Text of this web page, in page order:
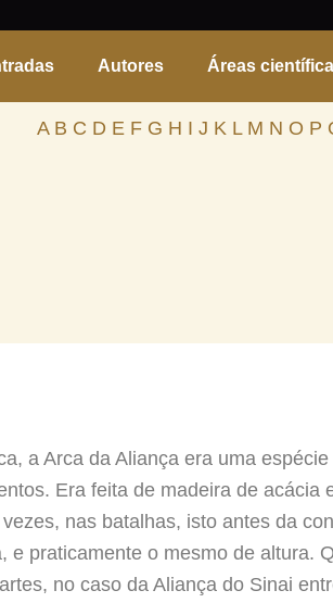
Autores Áreas
A B C D E F G H I J K L M N O P
a Arca da Aliança era uma
Era feita de madeira de
nas batalhas, isto antes da
e praticamente o mesmo de altura.
no caso da Aliança do Sinai